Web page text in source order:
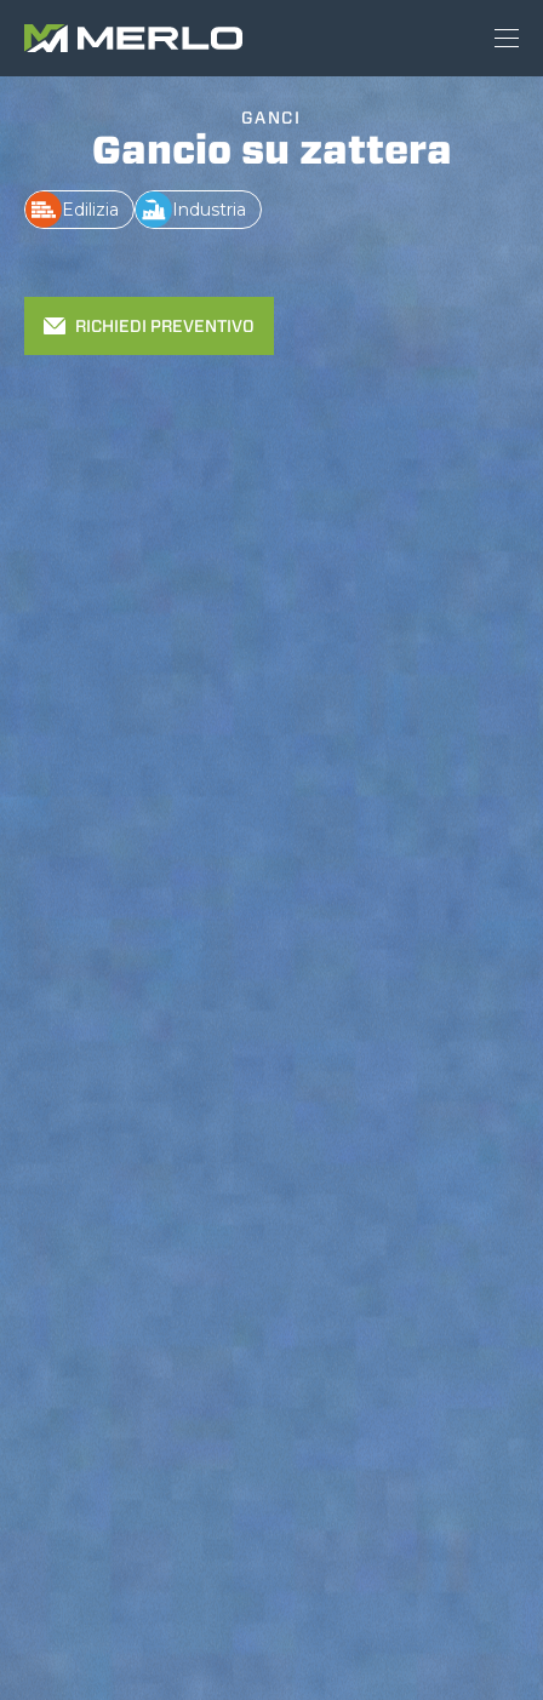
GANCI
Gancio su zattera
Edilizia Industria
RICHIEDI PREVENTIVO